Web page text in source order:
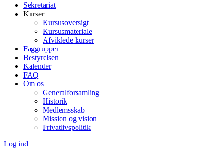
Sekretariat
Kurser
Kursusoversigt
Kursusmateriale
Afviklede kurser
Faggrupper
Bestyrelsen
Kalender
FAQ
Om os
Generalforsamling
Historik
Medlemsskab
Mission og vision
Privatlivspolitik
Log ind